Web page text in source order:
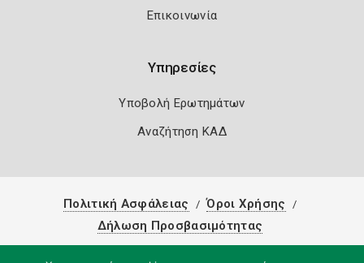
Επικοινωνία
Υπηρεσίες
Υποβολή Ερωτημάτων
Αναζήτηση ΚΑΔ
Πολιτική Ασφάλειας
Όροι Χρήσης
Δήλωση Προσβασιμότητας